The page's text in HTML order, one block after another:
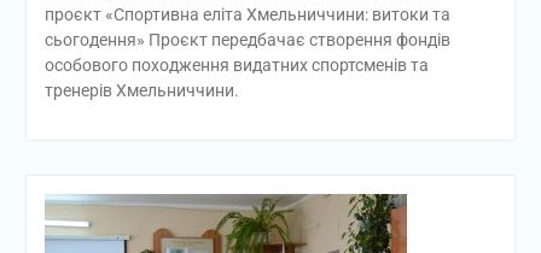
проєкт «Спортивна еліта Хмельниччини: витоки та
сьогодення» Проєкт передбачає створення фондів
особового походження видатних спортсменів та
тренерів Хмельниччини.